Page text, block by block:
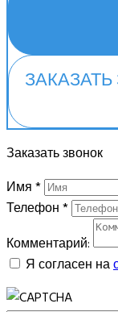
Заказать звонок
Имя*
Телефон*
Комментарий:
Я согласен на